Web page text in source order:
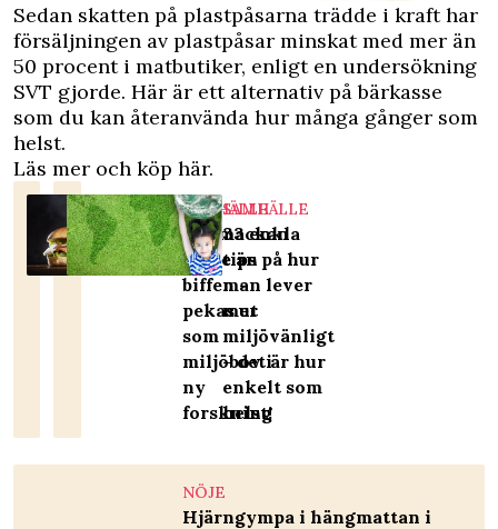
Sedan skatten på plastpåsarna trädde i kraft har
försäljningen av plastpåsar minskat med mer än
50 procent i matbutiker, enligt en undersökning
SVT gjorde. Här är ett alternativ på bärkasse
som du kan återanvända hur många gånger som
helst.
Läs mer och köp här.
SAMHÄLLE
Räkmackan
värre än
biffen –
pekas ut
som
miljöbov i
ny
forskning
SAMHÄLLE
33 enkla
tips på hur
man lever
mer
miljövänligt
– det är hur
enkelt som
helst!
NÖJE
Hjärngympa i hängmattan i